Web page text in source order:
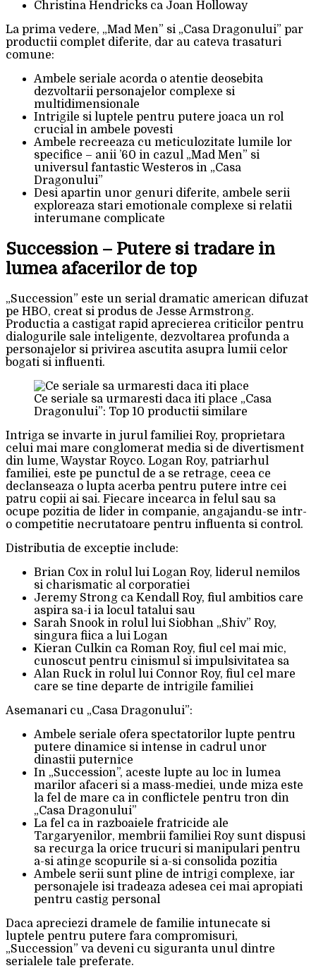
Christina Hendricks ca Joan Holloway
La prima vedere, „Mad Men” si „Casa Dragonului” par
productii complet diferite, dar au cateva trasaturi
comune:
Ambele seriale acorda o atentie deosebita
dezvoltarii personajelor complexe si
multidimensionale
Intrigile si luptele pentru putere joaca un rol
crucial in ambele povesti
Ambele recreeaza cu meticulozitate lumile lor
specifice – anii ’60 in cazul „Mad Men” si
universul fantastic Westeros in „Casa
Dragonului”
Desi apartin unor genuri diferite, ambele serii
exploreaza stari emotionale complexe si relatii
interumane complicate
Succession – Putere si tradare in
lumea afacerilor de top
„Succession” este un serial dramatic american difuzat
pe HBO, creat si produs de Jesse Armstrong.
Productia a castigat rapid aprecierea criticilor pentru
dialogurile sale inteligente, dezvoltarea profunda a
personajelor si privirea ascutita asupra lumii celor
bogati si influenti.
Ce seriale sa urmaresti daca iti place „Casa
Dragonului”: Top 10 productii similare
Intriga se invarte in jurul familiei Roy, proprietara
celui mai mare conglomerat media si de divertisment
din lume, Waystar Royco. Logan Roy, patriarhul
familiei, este pe punctul de a se retrage, ceea ce
declanseaza o lupta acerba pentru putere intre cei
patru copii ai sai. Fiecare incearca in felul sau sa
ocupe pozitia de lider in companie, angajandu-se intr-
o competitie necrutatoare pentru influenta si control.
Distributia de exceptie include:
Brian Cox in rolul lui Logan Roy, liderul nemilos
si charismatic al corporatiei
Jeremy Strong ca Kendall Roy, fiul ambitios care
aspira sa-i ia locul tatalui sau
Sarah Snook in rolul lui Siobhan „Shiv” Roy,
singura fiica a lui Logan
Kieran Culkin ca Roman Roy, fiul cel mai mic,
cunoscut pentru cinismul si impulsivitatea sa
Alan Ruck in rolul lui Connor Roy, fiul cel mare
care se tine departe de intrigile familiei
Asemanari cu „Casa Dragonului”:
Ambele seriale ofera spectatorilor lupte pentru
putere dinamice si intense in cadrul unor
dinastii puternice
In „Succession”, aceste lupte au loc in lumea
marilor afaceri si a mass-mediei, unde miza este
la fel de mare ca in conflictele pentru tron din
„Casa Dragonului”
La fel ca in razboaiele fratricide ale
Targaryenilor, membrii familiei Roy sunt dispusi
sa recurga la orice trucuri si manipulari pentru
a-si atinge scopurile si a-si consolida pozitia
Ambele serii sunt pline de intrigi complexe, iar
personajele isi tradeaza adesea cei mai apropiati
pentru castig personal
Daca apreciezi dramele de familie intunecate si
luptele pentru putere fara compromisuri,
„Succession” va deveni cu siguranta unul dintre
serialele tale preferate.